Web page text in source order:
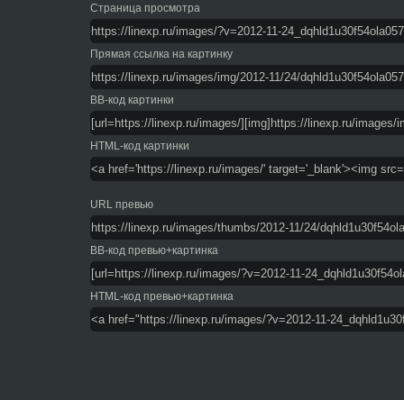
Страница просмотра
Прямая ссылка на картинку
BB-код картинки
HTML-код картинки
URL превью
BB-код превью+картинка
HTML-код превью+картинка